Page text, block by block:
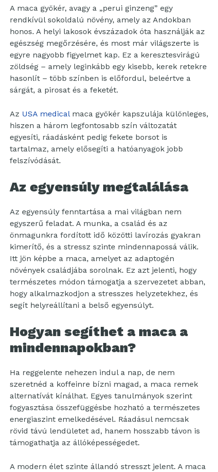
A maca gyökér, avagy a „perui ginzeng” egy
rendkívül sokoldalú növény, amely az Andokban
honos. A helyi lakosok évszázadok óta használják az
egészség megőrzésére, és most már világszerte is
egyre nagyobb figyelmet kap. Ez a keresztesvirágú
zöldség – amely leginkább egy kisebb, kerek retekre
hasonlít – több színben is előfordul, beleértve a
sárgát, a pirosat és a feketét.
Az USA medicalmaca gyökér kapszulája különleges,
hiszen a három legfontosabb szín változatát
egyesíti, ráadásként pedig fekete borsot is
tartalmaz, amely elősegíti a hatóanyagok jobb
felszívódását.
Az egyensúly megtalálása
Az egyensúly fenntartása a mai világban nem
egyszerű feladat. A munka, a család és az
önmagunkra fordított idő közötti lavírozás gyakran
kimerítő, és a stressz szinte mindennapossá válik.
Itt jön képbe a maca, amelyet az adaptogén
növények családjába sorolnak. Ez azt jelenti, hogy
természetes módon támogatja a szervezetet abban,
hogy alkalmazkodjon a stresszes helyzetekhez, és
segít helyreállítani a belső egyensúlyt.
Hogyan segíthet a maca a
mindennapokban?
Ha reggelente nehezen indul a nap, de nem
szeretnéd a koffeinre bízni magad, a maca remek
alternatívát kínálhat. Egyes tanulmányok szerint
fogyasztása összefüggésbe hozható a természetes
energiaszint emelkedésével. Ráadásul nemcsak
rövid távú lendületet ad, hanem hosszabb távon is
támogathatja az állóképességedet.
A modern élet szinte állandó stresszt jelent. A maca